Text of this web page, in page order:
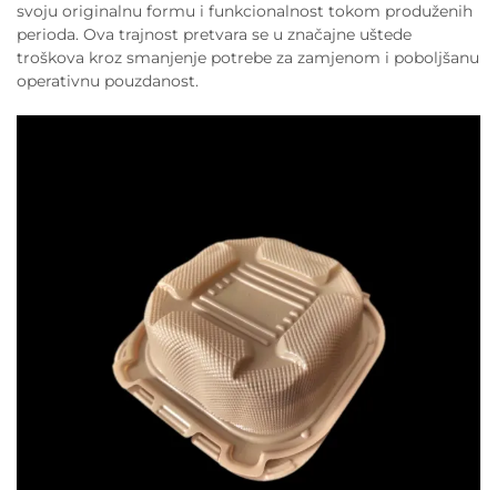
svoju originalnu formu i funkcionalnost tokom produženih
perioda. Ova trajnost pretvara se u značajne uštede
troškova kroz smanjenje potrebe za zamjenom i poboljšanu
operativnu pouzdanost.